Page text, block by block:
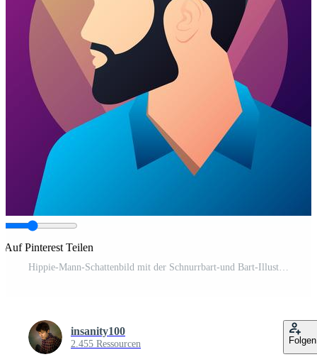
Auf Pinterest Teilen
Hippie-Mann-Schattenbild mit der Schnurrbart-und Bart-Illustration Pro-Vektor und Pro-SVG
insanity100
2.455 Ressourcen Folgen